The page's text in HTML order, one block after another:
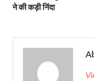
ने की कड़ी निंदा